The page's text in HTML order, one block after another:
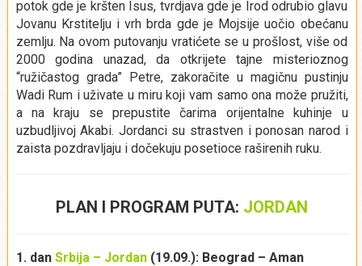
potok gde je kršten Isus, tvrdjava gde je Irod odrubio glavu
Jovanu Krstitelju i vrh brda gde je Mojsije uočio obećanu
zemlju. Na ovom putovanju vratićete se u prošlost, više od
2000 godina unazad, da otkrijete tajne misterioznog
“ružičastog grada” Petre, zakoračite u magičnu pustinju
Wadi Rum i uživate u miru koji vam samo ona može pružiti,
a na kraju se prepustite čarima orijentalne kuhinje u
uzbudljivoj Akabi. Jordanci su strastven i ponosan narod i
zaista pozdravljaju i dočekuju posetioce raširenih ruku.
PLAN I PROGRAM PUTA: JORDAN
1. dan Srbija – Jordan (19.09.): Beograd – Aman